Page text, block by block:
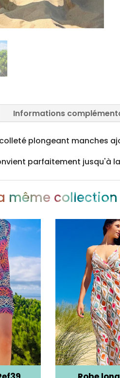
Informations
plongeant manches
parfaitement jusqu'à
même collection